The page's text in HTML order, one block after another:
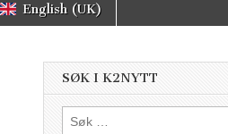
English (UK)
SØK I K2NYTT
Søk